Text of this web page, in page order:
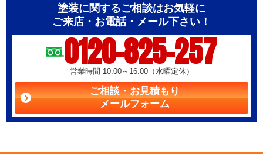
塗装に関するご相談はお気軽に
ご来店・お電話・メール下さい！
0120-825-257
営業時間 10:00～16:00（水曜定休）
ご相談・お見積もり
メールフォーム